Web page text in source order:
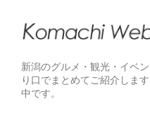
新潟のグルメ・観光・イベ
り口でまとめてご紹介しま
中です。